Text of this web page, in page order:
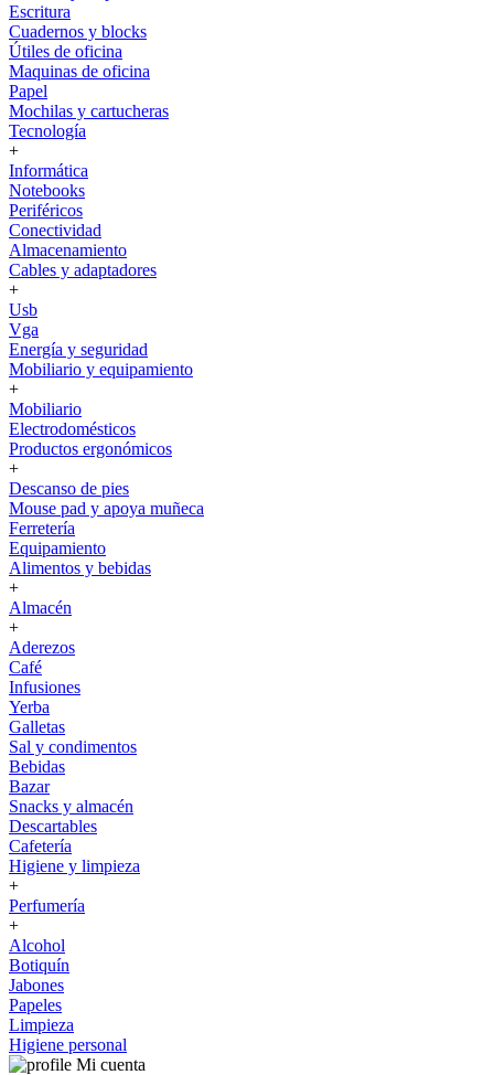
Escritura
Cuadernos y blocks
Útiles de oficina
Maquinas de oficina
Papel
Mochilas y cartucheras
Tecnología
+
Informática
Notebooks
Periféricos
Conectividad
Almacenamiento
Cables y adaptadores
+
Usb
Vga
Energía y seguridad
Mobiliario y equipamiento
+
Mobiliario
Electrodomésticos
Productos ergonómicos
+
Descanso de pies
Mouse pad y apoya muñeca
Ferretería
Equipamiento
Alimentos y bebidas
+
Almacén
+
Aderezos
Café
Infusiones
Yerba
Galletas
Sal y condimentos
Bebidas
Bazar
Snacks y almacén
Descartables
Cafetería
Higiene y limpieza
+
Perfumería
+
Alcohol
Botiquín
Jabones
Papeles
Limpieza
Higiene personal
Mi cuenta